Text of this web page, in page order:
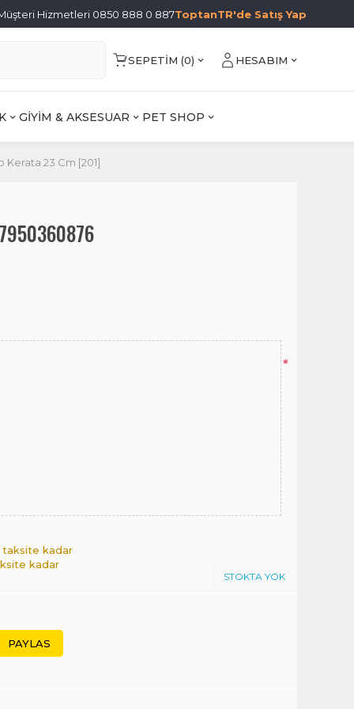
Hizmetleri 0850 888 0 887ToptanTR'de Satış Yap
SEPETIM (0) HESABIM
GİYİM & AKSESUAR PET SHOP
Kerata 23 Cm [201]
*
taksite kadar
kadar
STOKTA YOK
PAYLAS